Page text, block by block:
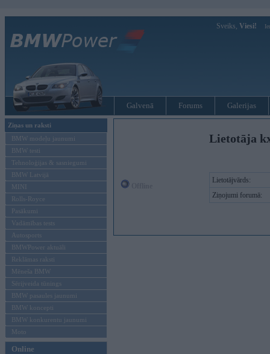
Sveiks, Viesi!
Galvenā Forums Galerijas
Ziņas un raksti
BMW modeļu jaunumi
BMW testi
Tehnoloģijas & sasniegumi
BMW Latvijā
MINI
Rolls-Royce
Pasākumi
Vadāmības tests
Autosports
BMWPower aktuāli
Reklāmas raksti
Mēneša BMW
Sērijveida tūnings
BMW pasaules jaunumi
BMW koncepti
BMW konkurentu jaunumi
Moto
Online
Lietotāja
Lietotājvārds:
Ziņojumi forumā: